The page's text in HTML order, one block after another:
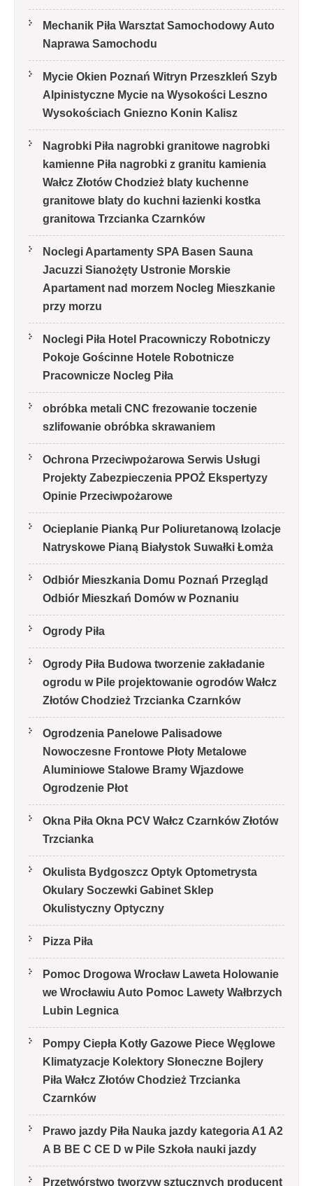
Mechanik Piła Warsztat Samochodowy Auto
Naprawa Samochodu
Mycie Okien Poznań Witryn Przeszkleń Szyb
Alpinistyczne Mycie na Wysokości Leszno
Wysokościach Gniezno Konin Kalisz
Nagrobki Piła nagrobki granitowe nagrobki
kamienne Piła nagrobki z granitu kamienia
Wałcz Złotów Chodzież blaty kuchenne
granitowe blaty do kuchni łazienki kostka
granitowa Trzcianka Czarnków
Noclegi Apartamenty SPA Basen Sauna
Jacuzzi Sianożęty Ustronie Morskie
Apartament nad morzem Nocleg Mieszkanie
przy morzu
Noclegi Piła Hotel Pracowniczy Robotniczy
Pokoje Gościnne Hotele Robotnicze
Pracownicze Nocleg Piła
obróbka metali CNC frezowanie toczenie
szlifowanie obróbka skrawaniem
Ochrona Przeciwpożarowa Serwis Usługi
Projekty Zabezpieczenia PPOŻ Ekspertyzy
Opinie Przeciwpożarowe
Ocieplanie Pianką Pur Poliuretanową Izolacje
Natryskowe Pianą Białystok Suwałki Łomża
Odbiór Mieszkania Domu Poznań Przegląd
Odbiór Mieszkań Domów w Poznaniu
Ogrody Piła
Ogrody Piła Budowa tworzenie zakładanie
ogrodu w Pile projektowanie ogrodów Wałcz
Złotów Chodzież Trzcianka Czarnków
Ogrodzenia Panelowe Palisadowe
Nowoczesne Frontowe Płoty Metalowe
Aluminiowe Stalowe Bramy Wjazdowe
Ogrodzenie Płot
Okna Piła Okna PCV Wałcz Czarnków Złotów
Trzcianka
Okulista Bydgoszcz Optyk Optometrysta
Okulary Soczewki Gabinet Sklep
Okulistyczny Optyczny
Pizza Piła
Pomoc Drogowa Wrocław Laweta Holowanie
we Wrocławiu Auto Pomoc Lawety Wałbrzych
Lubin Legnica
Pompy Ciepła Kotły Gazowe Piece Węglowe
Klimatyzacje Kolektory Słoneczne Bojlery
Piła Wałcz Złotów Chodzież Trzcianka
Czarnków
Prawo jazdy Piła Nauka jazdy kategoria A1 A2
A B BE C CE D‎ w Pile Szkoła nauki jazdy
Przetwórstwo tworzyw sztucznych producent